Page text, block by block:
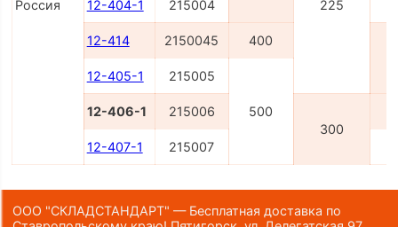
Россия 225
12-404-1
215004
12-414 2150045
400
12-405-1
215005
500
12-406-1
215006
300
12-407-1 215007
ООО "СКЛАДСТАНДАРТ" — Бесплатная доставка по